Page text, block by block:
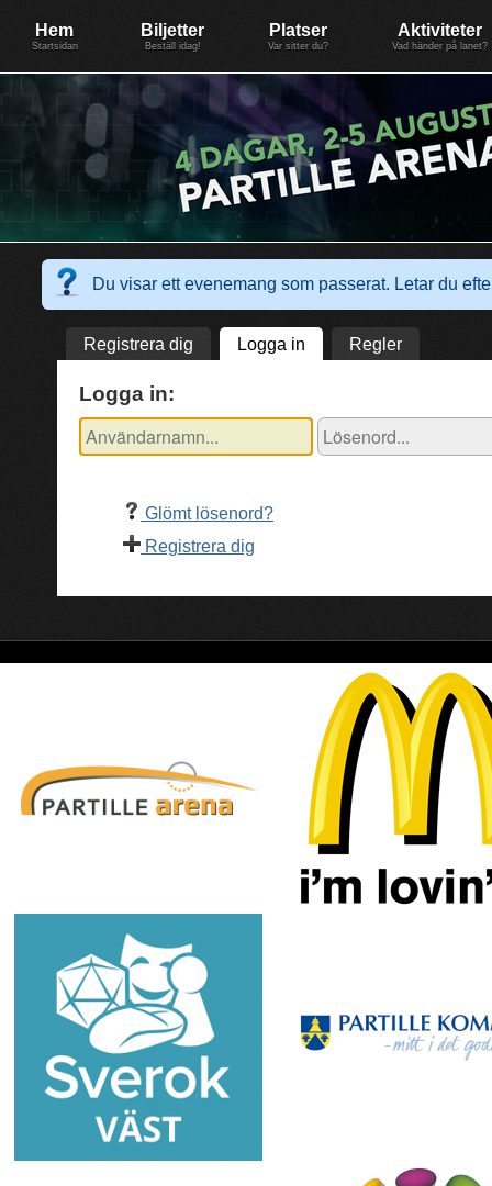
Hem
Startsidan
Biljetter
Beställ idag!
Platser
Var sitter du?
Aktiviteter
Vad händer på lanet?
Du visar ett evenemang som passerat. Letar du
Registrera dig Logga in Regler
Logga in:
Glömt lösenord?
Registrera dig